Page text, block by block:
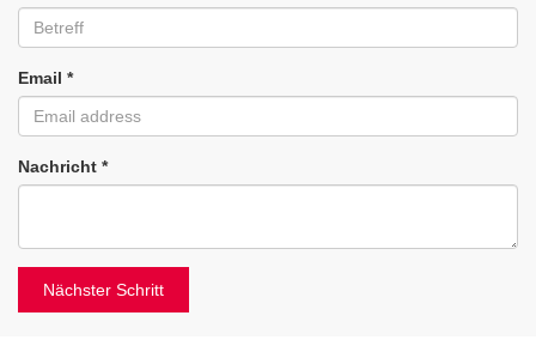
Email *
Nachricht *
Nächster Schritt